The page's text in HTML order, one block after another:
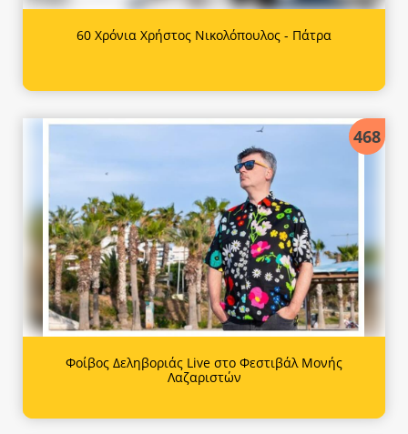
60 Χρόνια Χρήστος Νικολόπουλος - Πάτρα
468
Φοίβος Δεληβοριάς Live στο Φεστιβάλ Μονής
Λαζαριστών